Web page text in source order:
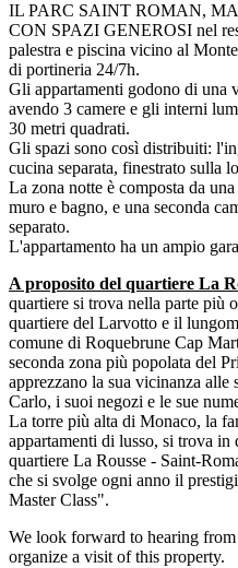
IL PARC SAINT ROMAN,
CON SPAZI GENEROSI nel
palestra e piscina vicino al
di portineria 24/7h.
Gli appartamenti godono di una
avendo 3 camere e gli interni
30 metri quadrati.
Gli spazi sono così distribuiti:
cucina separata, finestrato sulla
La zona notte è composta da
muro e bagno, e una seconda
separato.
L'appartamento ha un ampio
A proposito del quartiere La
quartiere si trova nella parte più
quartiere del Larvotto e il
comune di Roquebrune Cap
seconda zona più popolata del
apprezzano la sua vicinanza
Carlo, i suoi negozi e le sue
La torre più alta di Monaco, la
appartamenti di lusso, si trova in
quartiere La Rousse - Saint-
che si svolge ogni anno il
Master Class".
We look forward to hearing
organize a visit of this property.